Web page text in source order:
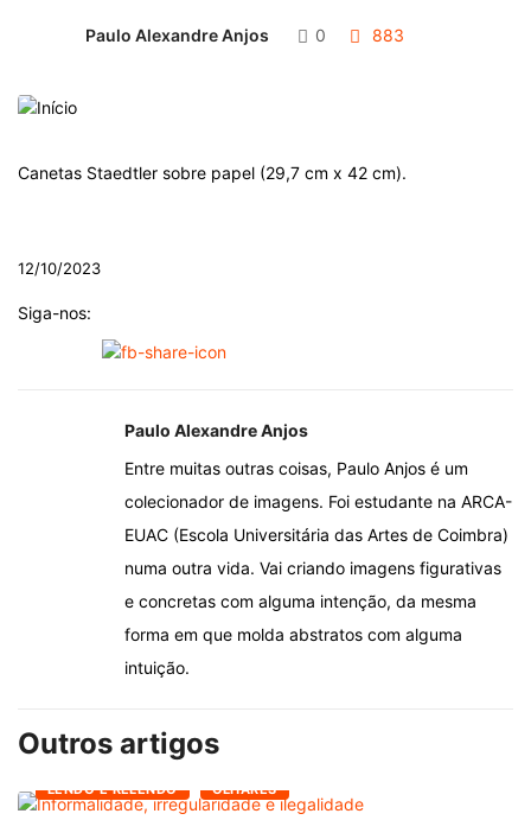
Paulo Alexandre Anjos 0 883
Canetas Staedtler sobre papel (29,7 cm x 42 cm).
12/10/2023
Siga-nos:
Paulo Alexandre Anjos
Entre muitas outras coisas, Paulo Anjos é um
colecionador de imagens. Foi estudante na ARCA-
EUAC (Escola Universitária das Artes de Coimbra)
numa outra vida. Vai criando imagens figurativas
e concretas com alguma intenção, da mesma
forma em que molda abstratos com alguma
intuição.
Outros artigos
LENDO E RELENDO OLHARES